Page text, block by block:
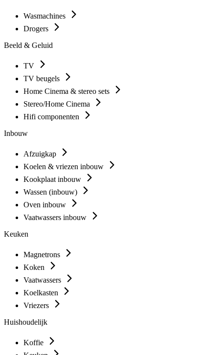
Wasmachines
Drogers
Beeld & Geluid
TV
TV beugels
Home Cinema & stereo sets
Stereo/Home Cinema
Hifi componenten
Inbouw
Afzuigkap
Koelen & vriezen inbouw
Kookplaat inbouw
Wassen (inbouw)
Oven inbouw
Vaatwassers inbouw
Keuken
Magnetrons
Koken
Vaatwassers
Koelkasten
Vriezers
Huishoudelijk
Koffie